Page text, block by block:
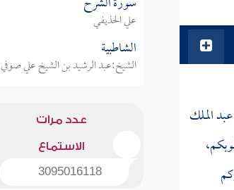
عبد الملك
علي الحذيفي
الشاطبية
الشيخ:عبد الرشيد بن الشيخ علي صوفي
عدد مرات
الاستماع
3095016118